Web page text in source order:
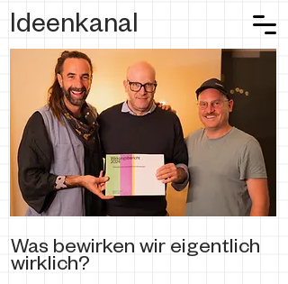
Ideenkanal
Was bewirken wir eigentlich
wirklich?